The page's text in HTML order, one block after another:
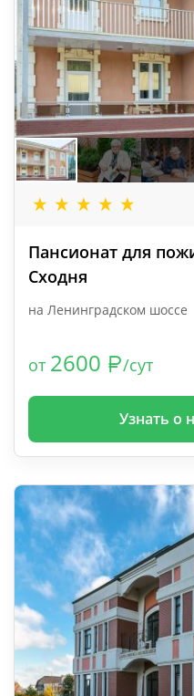
Пансионат для
Сходня
на Ленинградском шоссе
от 2600 /сут
Узнать о